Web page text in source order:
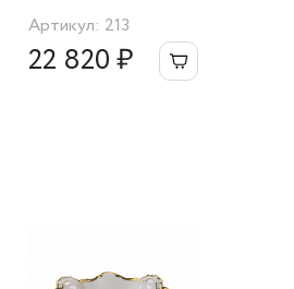
Артикул: 213
22 820 ₽